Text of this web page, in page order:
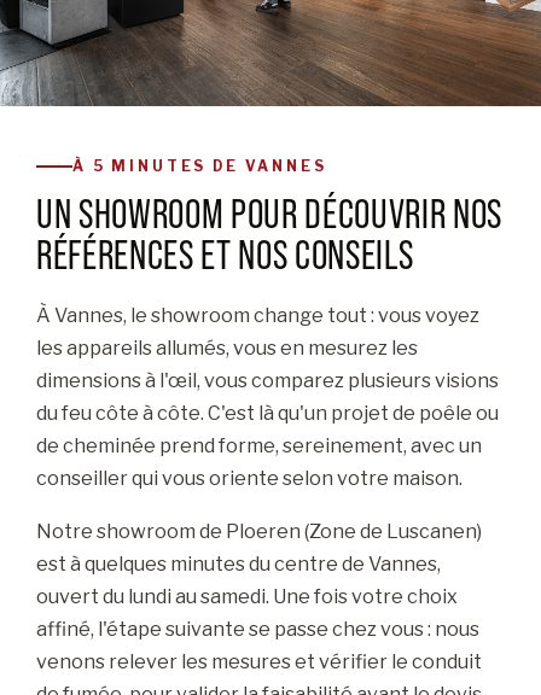
À 5 MINUTES DE VANNES
UN SHOWROOM POUR DÉCOUVRIR NOS
RÉFÉRENCES ET NOS CONSEILS
À Vannes, le showroom change tout : vous voyez
les appareils allumés, vous en mesurez les
dimensions à l'œil, vous comparez plusieurs visions
du feu côte à côte. C'est là qu'un projet de poêle ou
de cheminée prend forme, sereinement, avec un
conseiller qui vous oriente selon votre maison.
Notre showroom de Ploeren (Zone de Luscanen)
est à quelques minutes du centre de Vannes,
ouvert du lundi au samedi. Une fois votre choix
affiné, l'étape suivante se passe chez vous : nous
venons relever les mesures et vérifier le conduit